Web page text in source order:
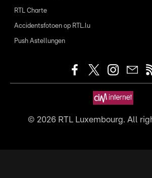
RTL Charte
Accidentsfotoen op RTL.lu
Push Astellungen
© 2026RTL Luxembourg. All